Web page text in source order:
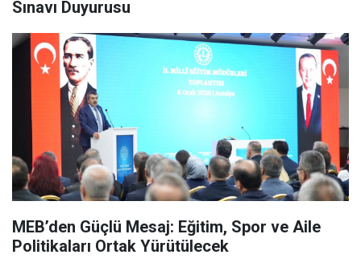
Sınavı Duyurusu
MEB’den Güçlü Mesaj: Eğitim, Spor ve Aile
Politikaları Ortak Yürütülecek